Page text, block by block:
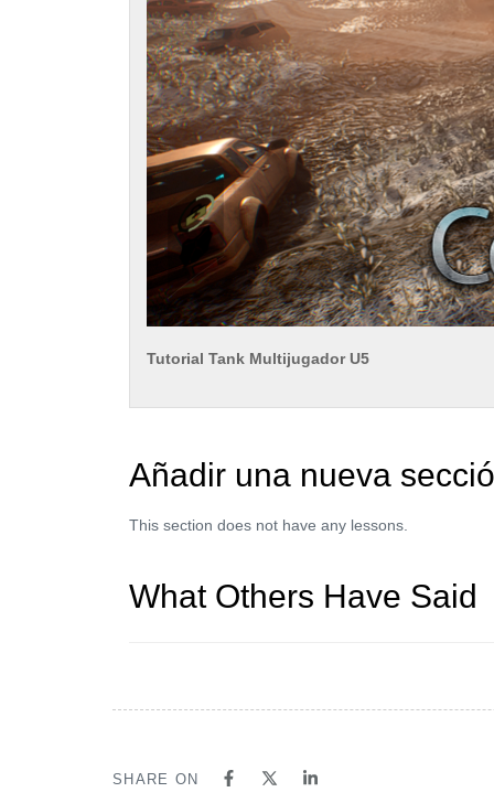
Tutorial Tank Multijugador U5
Añadir una nueva
This section does not have any lessons.
What Others Have Said
SHARE ON